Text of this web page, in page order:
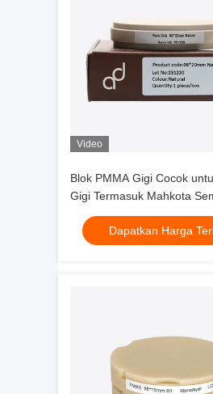
Video
Blok PMMA Gigi Cocok
Gigi Termasuk Mahkota
Jembatan, dan Abutment
Material KuatDapatkan Harga